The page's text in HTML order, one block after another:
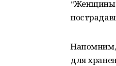
“Женщины
Напомним,
для